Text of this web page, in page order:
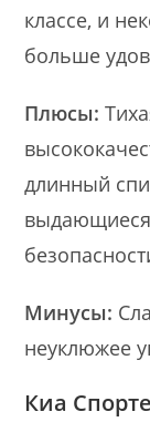
классе, и
больше
Плюсы:
длинный
выдающиеся
Минусы:
неуклюжее
Киа